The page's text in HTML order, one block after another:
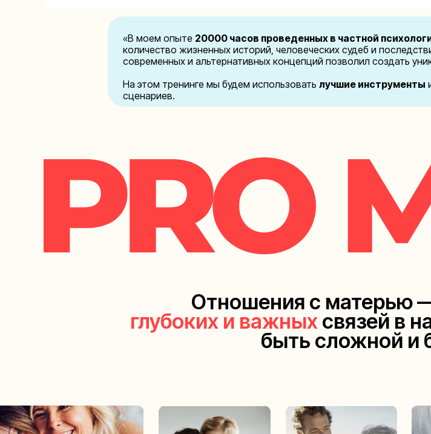
«В моем опыте 20000 часов проведенных в частной
количество жизненных историй, человеческих судеб и
современных и альтернативных концепций позволил создать
На этом тренинге мы будем использовать лучшие инструменты
сценариев.
Отношения с матерью
глубоких и важных связей в
быть сложной и